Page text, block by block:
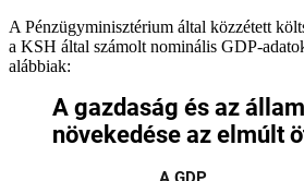
A Pénzügyminisztérium által közzétett
a KSH által számolt nominális GDP-
alábbiak: